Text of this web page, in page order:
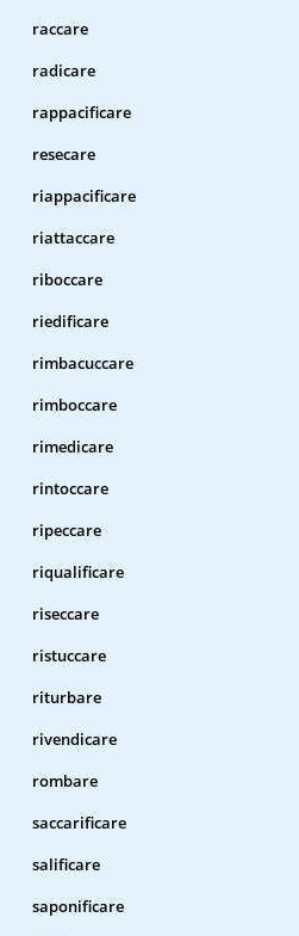
raccare
radicare
rappacificare
resecare
riappacificare
riattaccare
riboccare
riedificare
rimbacuccare
rimboccare
rimedicare
rintoccare
ripeccare
riqualificare
riseccare
ristuccare
riturbare
rivendicare
rombare
saccarificare
salificare
saponificare